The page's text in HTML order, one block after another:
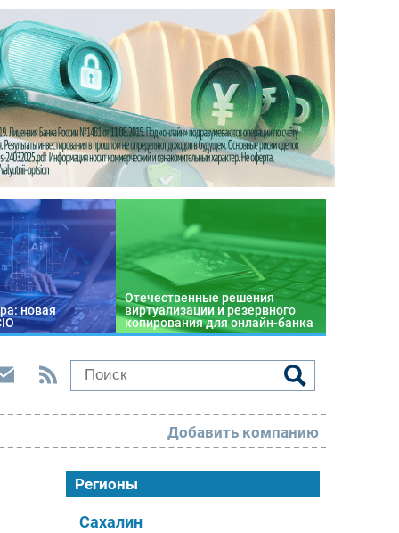
новая
Отечественные решения
виртуализации и резервного
копирования для онлайн-банка
РАЗДЕЛЫ
Новости
Добавить компанию
Регионы
Сахалин